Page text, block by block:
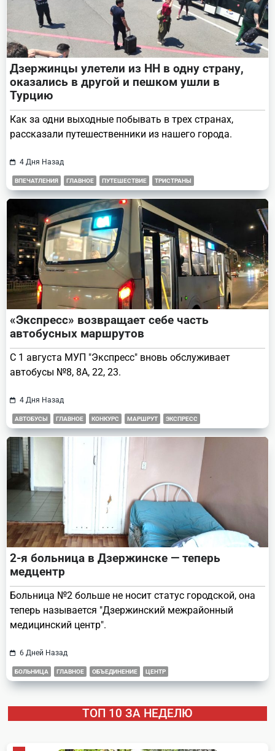
Дзержинцы улетели из НН в одну страну,
оказались в другой и пешком ушли в
Турцию
Как за одни выходные побывать в трех странах,
рассказали путешественники из нашего города.
4 Дня Назад
ВПЕЧАТЛЕНИЯ ГЛАВНОЕ ПУТЕШЕСТВИЕ ТРИСТРАНЫ
«Экспресс» возвращает себе часть
автобусных маршрутов
С 1 августа МУП "Экспресс" вновь обслуживает
автобусы №8, 8А, 22, 23.
4 Дня Назад
АВТОБУСЫ ГЛАВНОЕ КОНКУРС МАРШРУТ ЭКСПРЕСС
2-я больница в Дзержинске — теперь
медцентр
Больница №2 больше не носит статус городской, она
теперь называется "Дзержинский межрайонный
медицинский центр".
6 Дней Назад
БОЛЬНИЦА ГЛАВНОЕ ОБЪЕДИНЕНИЕ ЦЕНТР
ТОП 10 ЗА НЕДЕЛЮ